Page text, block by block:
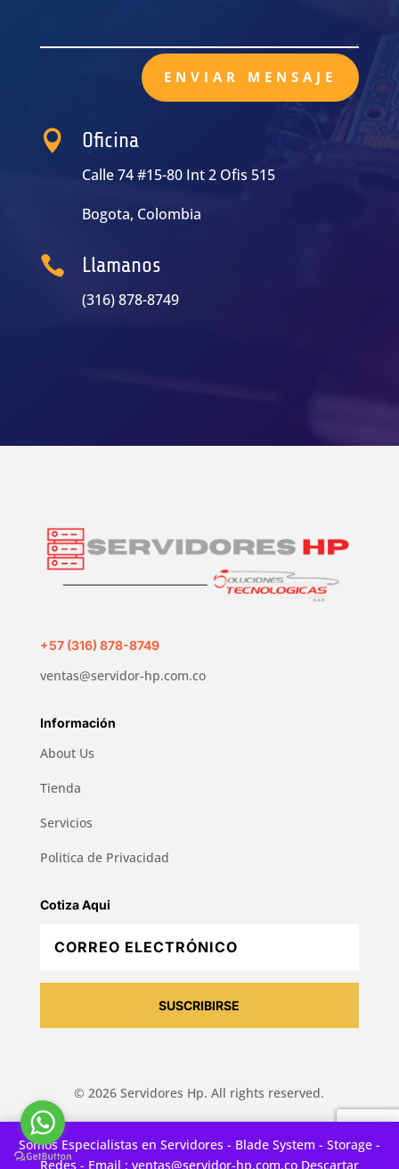
Somos Especialistas en Servidores - Blade System - Storage -
Redes - Email : ventas@servidor-hp.com.co Descartar
ENVIAR MENSAJE
 Oficina
Calle 74 #15-80 Int 2 Ofis 515
Bogota, Colombia
 Llamanos
(316) 878-8749
+57 (316) 878-8749
ventas@servidor-hp.com.co
Información
About Us
Tienda
Servicios
Politica de Privacidad
Cotiza Aqui
SUSCRIBIRSE
© 2026 Servidores Hp. All rights reserved.
Politica de Privacidad & Cookies